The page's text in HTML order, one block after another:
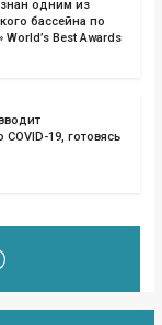
одним из
бассейна по
World’s Best Awards
19, готовясь